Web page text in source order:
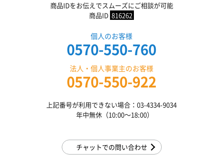
商品IDをお伝えでスムーズにご相談が可能
商品ID 816262
個人のお客様
0570-550-760
法人・個人事業主のお客様
0570-550-922
上記番号が利用できない場合：03-4334-9034
年中無休（10:00〜18:00）
チャットでの問い合わせ